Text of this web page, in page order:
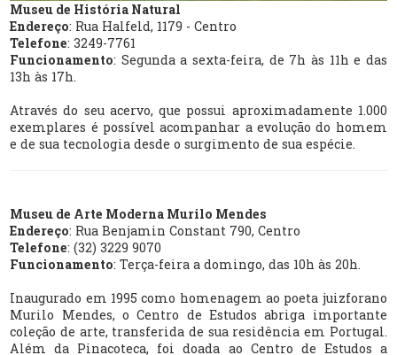
Museu de História Natural
Endereço: Rua Halfeld, 1179 - Centro
Telefone: 3249-7761
Funcionamento: Segunda a sexta-feira, de 7h às 11h e das
13h às 17h.
Através do seu acervo, que possui aproximadamente 1.000
exemplares é possível acompanhar a evolução do homem
e de sua tecnologia desde o surgimento de sua espécie.
Museu de Arte Moderna Murilo Mendes
Endereço: Rua Benjamin Constant 790, Centro
Telefone: (32) 3229 9070
Funcionamento: Terça-feira a domingo, das 10h às 20h.
Inaugurado em 1995 como homenagem ao poeta juizforano
Murilo Mendes, o Centro de Estudos abriga importante
coleção de arte, transferida de sua residência em Portugal.
Além da Pinacoteca, foi doada ao Centro de Estudos a